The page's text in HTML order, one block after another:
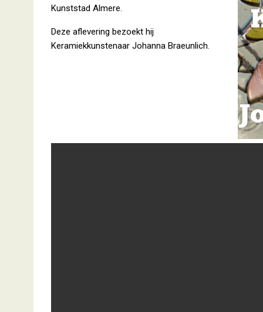
Kunststad Almere.
Deze aflevering bezoekt hij
Keramiekkunstenaar Johanna Braeunlich.